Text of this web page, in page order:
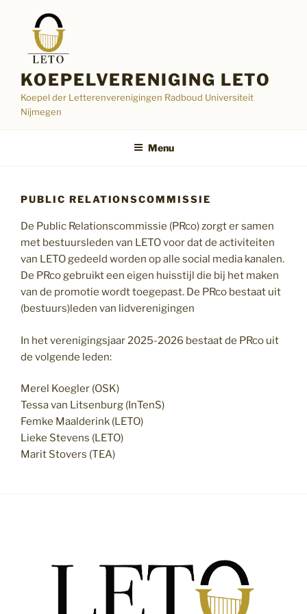
inhoud
KOEPELVERENIGING LETO
Koepel der Letterenverenigingen Radboud Universiteit
Nijmegen
Menu
PUBLIC RELATIONSCOMMISSIE
De Public Relationscommissie (PRco) zorgt er samen
met bestuursleden van LETO voor dat de activiteiten
van LETO gedeeld worden op alle social media kanalen.
De PRco gebruikt een eigen huisstijl die bij het maken
van de promotie wordt toegepast. De PRco bestaat uit
(bestuurs)leden van lidverenigingen
In het verenigingsjaar 2025-2026 bestaat de PRco uit
de volgende leden:
Merel Koegler (OSK)
Tessa van Litsenburg (InTenS)
Femke Maalderink (LETO)
Lieke Stevens (LETO)
Marit Stovers (TEA)